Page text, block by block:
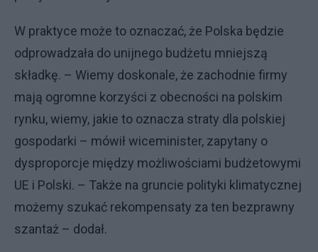
W praktyce może to oznaczać, że Polska będzie
odprowadzała do unijnego budżetu mniejszą
składkę. – Wiemy doskonale, że zachodnie firmy
mają ogromne korzyści z obecności na polskim
rynku, wiemy, jakie to oznacza straty dla polskiej
gospodarki – mówił wiceminister, zapytany o
dysproporcje między możliwościami budżetowymi
UE i Polski. – Także na gruncie polityki klimatycznej
możemy szukać rekompensaty za ten bezprawny
szantaż – dodał.